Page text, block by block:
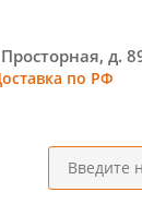
Просторная, д.
по РФ